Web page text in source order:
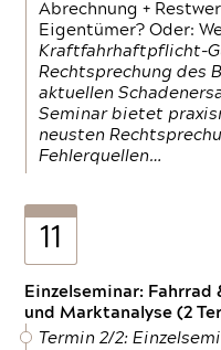
Abrechnung +
Eigentümer? Oder:
Kraftfahrhaftpflicht-
Rechtsprechung des
aktuellen
Seminar bietet
neusten
Fehlerquellen…
11
Einzelseminar: Fahrrad
und Marktanalyse (2
Termin 2/2: